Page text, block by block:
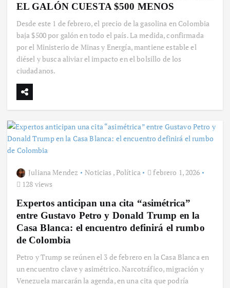
EL GALÓN CUESTA $500 MENOS
Desde este 1 de febrero, el precio de la gasolina en Colombia
baja $500 por galón en todo el país. La medida, confirmada
por el Ministerio de Minas y Energía, mantiene estable el
diésel y busca aliviar el impacto en el bolsillo de los
ciudadanos.
Juliana Mendez Noticias ,Política
febrero 1, 2026
128 views
Expertos anticipan una cita “asimétrica”
entre Gustavo Petro y Donald Trump en la
Casa Blanca: el encuentro definirá el rumbo
de Colombia
Petro y Trump se reúnen el 3 de febrero en la Casa Blanca en
un encuentro clave y asimétrico. Narcotráfico, migración y
Venezuela marcarán la agenda, en una cita que podría